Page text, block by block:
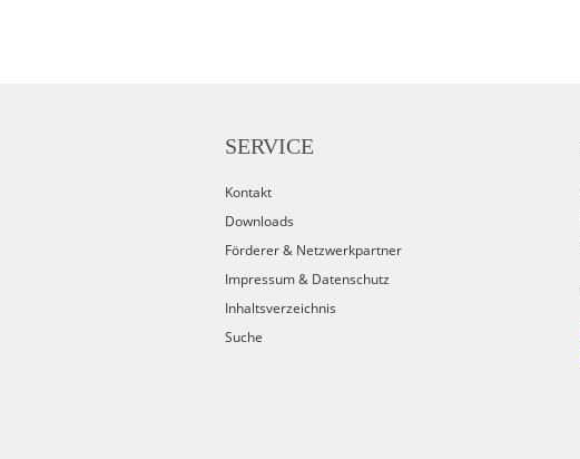
SERVICE
Kontakt
Downloads
Förderer & Netzwerkpartner
Impressum & Datenschutz
Inhaltsverzeichnis
Suche